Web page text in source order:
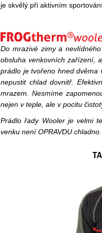
je skvělý při aktivním
Do mrazivé zimy a
obsluha venkovních zařízení,
prádlo je tvořeno hned dvěma
nepustit chlad dovnitř.
mrazem. Nesmíme
nejen v teple, ale v pocitu
Prádlo řady Wooler je velmi
venku není OPRAVDU chladno.